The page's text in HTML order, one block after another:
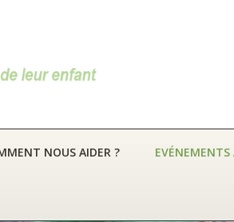
NOUS AIDER ? EVÉNEMENTS